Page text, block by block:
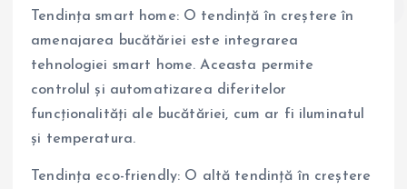
Tendința smart home: O tendință în creștere în
amenajarea bucătăriei este integrarea
tehnologiei smart home. Aceasta permite
controlul și automatizarea diferitelor
funcționalități ale bucătăriei, cum ar fi iluminatul
și temperatura.
Tendința eco-friendly: O altă tendință în creștere